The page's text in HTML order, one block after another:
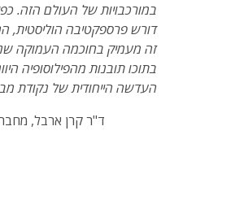
במורכבויות של העולם הזה.
דורש פרספקטיבה
זה מעמיק בחוכמה העמוקה
בתוכו תובנות מהפילוסופיה
העדשה הייחודית של נקודת
ד"ר קרן ארבל,